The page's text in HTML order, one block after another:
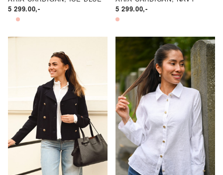
5 299.00,-
5 299.00,-